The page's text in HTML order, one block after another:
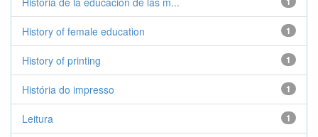
1
History of female education
1
History of printing
1
História do impresso
1
Leitura